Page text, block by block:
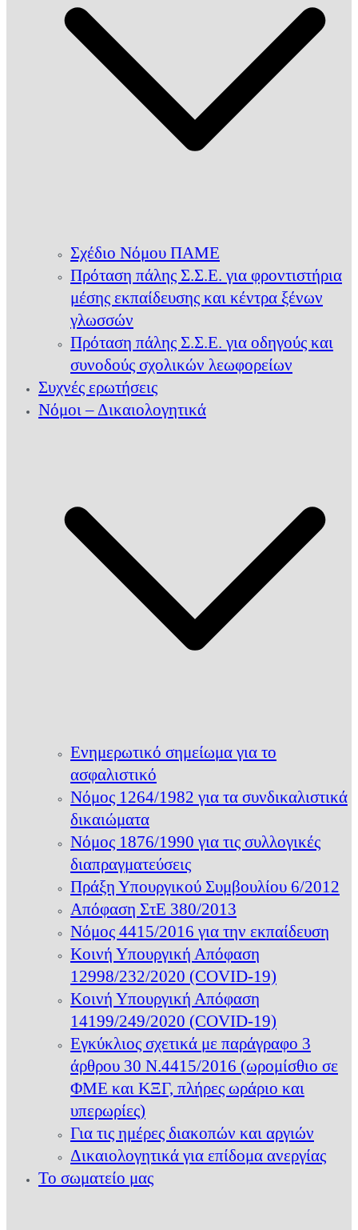
Σχέδιο Νόμου ΠΑΜΕ
Πρόταση πάλης Σ.Σ.Ε. για φροντιστήρια
μέσης εκπαίδευσης και κέντρα ξένων
γλωσσών
Πρόταση πάλης Σ.Σ.Ε. για οδηγούς και
συνοδούς σχολικών λεωφορείων
Συχνές ερωτήσεις
Νόμοι – Δικαιολογητικά
Ενημερωτικό σημείωμα για το
ασφαλιστικό
Νόμος 1264/1982 για τα συνδικαλιστικά
δικαιώματα
Νόμος 1876/1990 για τις συλλογικές
διαπραγματεύσεις
Πράξη Υπουργικού Συμβουλίου 6/2012
Απόφαση ΣτΕ 380/2013
Νόμος 4415/2016 για την εκπαίδευση
Κοινή Υπουργική Απόφαση
12998/232/2020 (COVID-19)
Κοινή Υπουργική Απόφαση
14199/249/2020 (COVID-19)
Εγκύκλιος σχετικά με παράγραφο 3
άρθρου 30 Ν.4415/2016 (ωρομίσθιο σε
ΦΜΕ και ΚΞΓ, πλήρες ωράριο και
υπερωρίες)
Για τις ημέρες διακοπών και αργιών
Δικαιολογητικά για επίδομα ανεργίας
Το σωματείο μας